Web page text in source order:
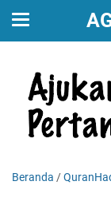
Beranda /